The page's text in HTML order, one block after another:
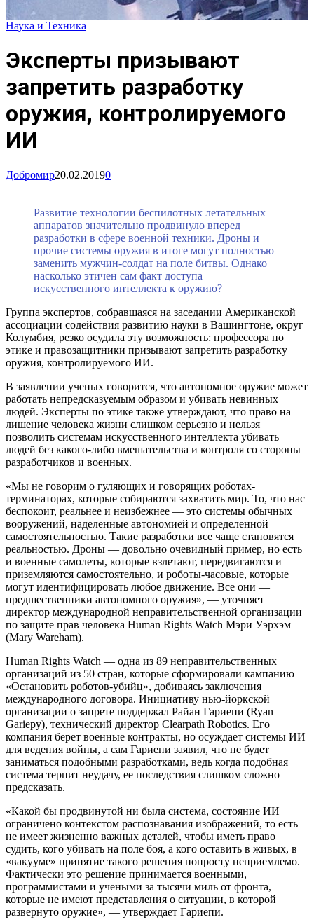
Наука и Техника
Эксперты призывают
запретить разработку
оружия, контролируемого
ИИ
Добромир20.02.20190
Развитие технологии беспилотных летательных
аппаратов значительно продвинуло вперед
разработки в сфере военной техники. Дроны и
прочие системы оружия в итоге могут полностью
заменить мужчин-солдат на поле битвы. Однако
насколько этичен сам факт доступа
искусственного интеллекта к оружию?
Группа экспертов, собравшаяся на заседании Американской
ассоциации содействия развитию науки в Вашингтоне, округ
Колумбия, резко осудила эту возможность: профессора по
этике и правозащитники призывают запретить разработку
оружия, контролируемого ИИ.
В заявлении ученых говорится, что автономное оружие может
работать непредсказуемым образом и убивать невинных
людей. Эксперты по этике также утверждают, что право на
лишение человека жизни слишком серьезно и нельзя
позволить системам искусственного интеллекта убивать
людей без какого-либо вмешательства и контроля со стороны
разработчиков и военных.
«Мы не говорим о гуляющих и говорящих роботах-
терминаторах, которые собираются захватить мир. То, что нас
беспокоит, реальнее и неизбежнее — это системы обычных
вооружений, наделенные автономией и определенной
самостоятельностью. Такие разработки все чаще становятся
реальностью. Дроны — довольно очевидный пример, но есть
и военные самолеты, которые взлетают, передвигаются и
приземляются самостоятельно, и роботы-часовые, которые
могут идентифицировать любое движение. Все они —
предшественники автономного оружия», — уточняет
директор международной неправительственной организации
по защите прав человека Human Rights Watch Мэри Уэрхэм
(Mary Wareham).
Human Rights Watch — одна из 89 неправительственных
организаций из 50 стран, которые сформировали кампанию
«Остановить роботов-убийц», добиваясь заключения
международного договора. Инициативу нью-йоркской
организации о запрете поддержал Райан Гариепи (Ryan
Gariepy), технический директор Clearpath Robotics. Его
компания берет военные контракты, но осуждает системы ИИ
для ведения войны, а сам Гариепи заявил, что не будет
заниматься подобными разработками, ведь когда подобная
система терпит неудачу, ее последствия слишком сложно
предсказать.
«Какой бы продвинутой ни была система, состояние ИИ
ограничено контекстом распознавания изображений, то есть
не имеет жизненно важных деталей, чтобы иметь право
судить, кого убивать на поле боя, а кого оставить в живых, в
«вакууме» принятие такого решения попросту неприемлемо.
Фактически это решение принимается военными,
программистами и учеными за тысячи миль от фронта,
которые не имеют представления о ситуации, в которой
развернуто оружие», — утверждает Гариепи.